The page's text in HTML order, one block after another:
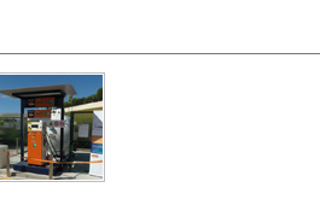
aplicación
externa.
aplicación